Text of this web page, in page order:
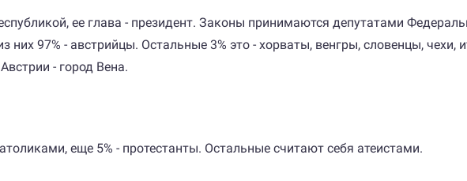
ее глава - президент. Законы принимаются депутатами
них 97% - австрийцы. Остальные 3% это - хорваты, венгры, словенцы,
- город Вена.
еще 5% - протестанты. Остальные считают себя атеистами.